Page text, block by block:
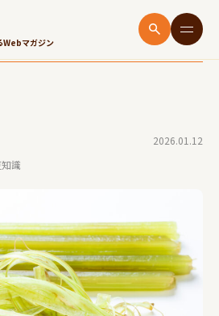
Webマガジン
アクを抜く理由や保存方法
2026.01.12
識